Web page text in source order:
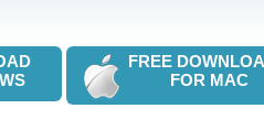
FREE
FOR MAC